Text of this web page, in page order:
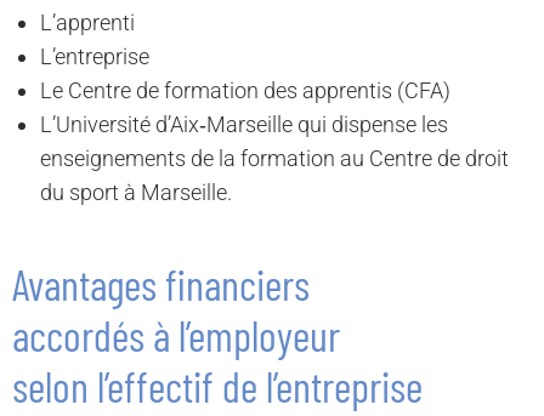
L’apprenti
L’entreprise
Le Centre de formation des apprentis (CFA)
L’Université d’Aix‐Marseille qui dispense les
enseignements de la formation au Centre de droit
du sport à Marseille.
Avantages financiers
accordés à l’employeur
selon l’effectif de l’entreprise